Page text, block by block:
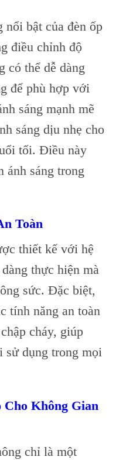
bật của đèn ốp
điều chỉnh độ
có thể dễ dàng
để phù hợp với
sáng mạnh mẽ
sáng dịu nhẹ cho
tối. Điều này
ánh sáng trong
Toàn
thiết kế với hệ
thực hiện mà
sức. Đặc biệt,
tính năng an toàn
cháy, giúp
sử dụng trong mọi
Cho Không Gian
chỉ là một